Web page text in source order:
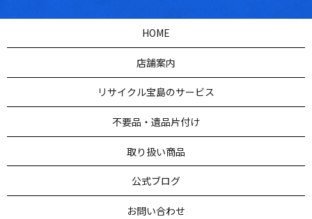
HOME
店舗案内
リサイクル宝島のサービス
不要品・遺品片付け
取り扱い商品
公式ブログ
お問い合わせ